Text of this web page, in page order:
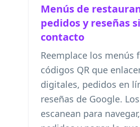
Menús de
pedidos y reseñas
contacto
Reemplace los menús
códigos QR que
digitales, pedidos en
reseñas de Google.
escanean para